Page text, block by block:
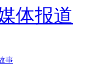
体报道
事